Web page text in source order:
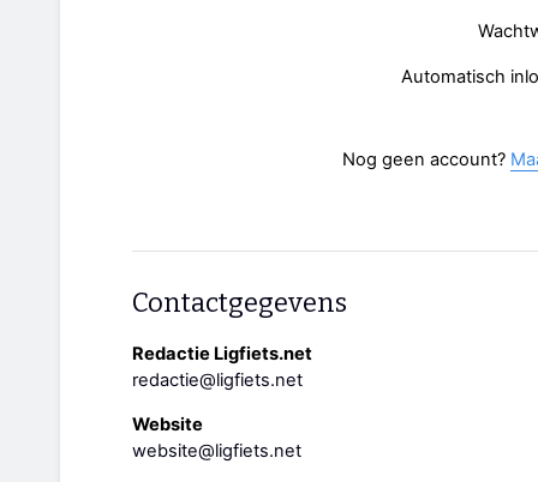
Automatisch
Nog geen account?
Contactgegevens
Redactie Ligfiets.net
redactie@ligfiets.net
Website
website@ligfiets.net